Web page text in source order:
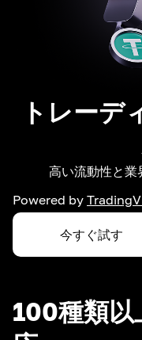
トレーデ
高い流動性と
Powered by
今すぐ試す
100種類以